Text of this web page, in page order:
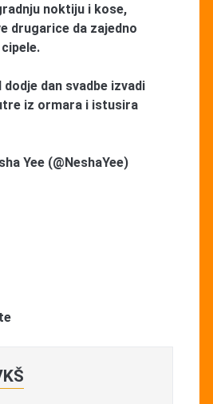
noktiju i kose,
drugarice da zajedno
dan svadbe izvadi
iz ormara i istusira
Yee (@NeshaYee)